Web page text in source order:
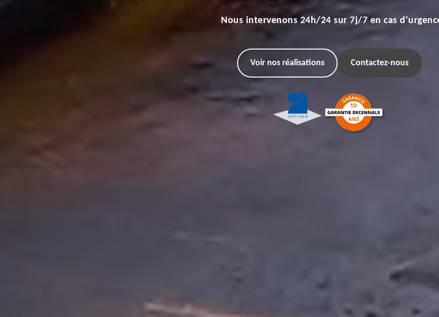
Nous intervenons 24h/24 sur 7j/7 en cas
Voir nos réalisations Contactez-nous